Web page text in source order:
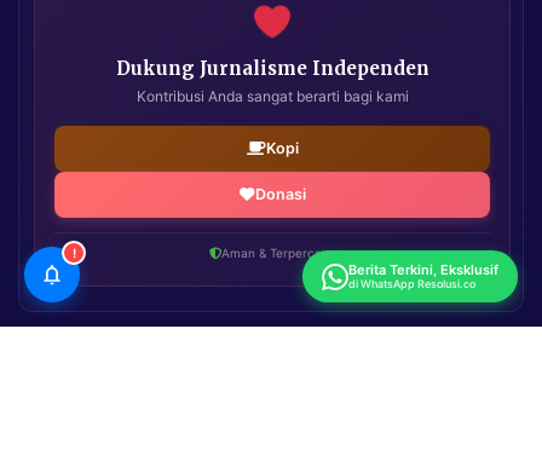
Dukung Jurnalisme Independen
Kontribusi Anda sangat berarti bagi kami
Kopi
Donasi
Aman & Terpercaya
!
Berita Terkini, Eksklusif
di WhatsApp Resolusi.co